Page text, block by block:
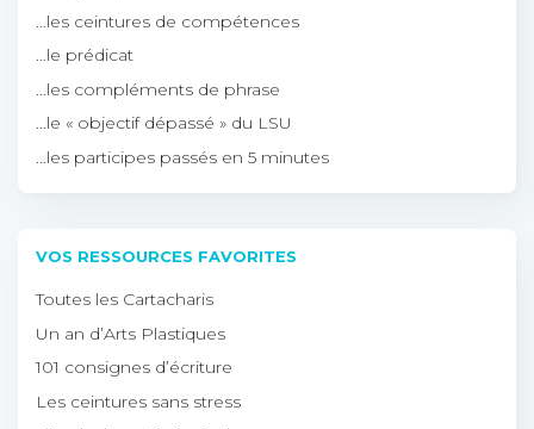
…les ceintures de compétences
…le prédicat
…les compléments de phrase
…le « objectif dépassé » du LSU
…les participes passés en 5 minutes
VOS RESSOURCES FAVORITES
Toutes les Cartacharis
Un an d’Arts Plastiques
101 consignes d’écriture
Les ceintures sans stress